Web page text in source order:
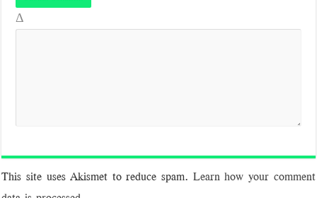
Δ
This site uses Akismet to reduce spam. Learn how your comment